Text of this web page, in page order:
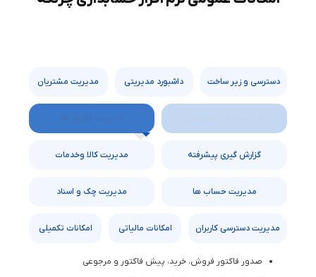
دسترسی و زیر ساخت داشبورد مدیریتی مدیریت مشتریان
مدیریت فاکتور ها
گزارش ‌گیری پیشرفته مدیریت کالا و‌‌خدمات
مدیریت حساب ها مدیریت چک‌ و اسناد
مدیریت دسترسی کاربران امکانات مالیاتی امکانات تکمیلی
صدور فاکتور فروش، خرید، پیش‌ فاکتور و مرجوعی